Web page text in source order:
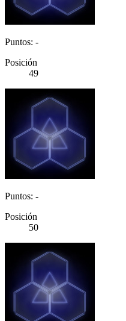
Puntos: -
Posición
49
Puntos: -
Posición
50